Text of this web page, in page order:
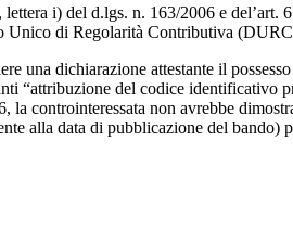
i) del d.lgs. n. 163/2006 e del’art.
Unico di Regolarità Contributiva
una dichiarazione attestante il
“attribuzione del codice identificativo
controinteressata non avrebbe
alla data di pubblicazione del